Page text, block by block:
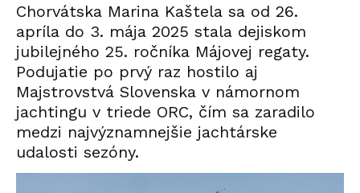
Chorvátska Marina Kaštela sa od 26.
apríla do 3. mája 2025 stala dejiskom
jubilejného 25. ročníka Májovej regaty.
Podujatie po prvý raz hostilo aj
Majstrovstvá Slovenska v námornom
jachtingu v triede ORC, čím sa zaradilo
medzi najvýznamnejšie jachtárske
udalosti sezóny.